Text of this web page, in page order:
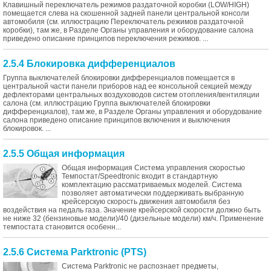
Клавишный переключатель режимов раздаточной коробки (LOW/HIGH)
помещается слева на скошенной задней панели центральной консоли
автомобиля (см. иллюстрацию Переключатель режимов раздаточной
коробки), там же, в Разделе Органы управления и оборудование салона
приведено описание принципов переключения режимов. ...
2.5.4 Блокировка дифференциалов
Группа выключателей блокировки дифференциалов помещается в
центральной части панели приборов над ее консольной секцией между
дефлекторами центральных воздуховодов систем отопления/вентиляции
салона (см. иллюстрацию Группа выключателей блокировки
дифференциалов), там же, в Разделе Органы управления и оборудование
салона приведено описание принципов включения и выключения
блокировок. ...
2.5.5 Общая информация
Общая информация Система управления скоростью
Темпостат/Speedtronic входит в стандартную
комплектацию рассматриваемых моделей. Система
позволяет автоматически поддерживать выбранную
крейсерскую скорость движения автомобиля без
воздействия на педаль газа. Значение крейсерской скорости должно быть
не ниже 32 (бензиновые модели)/40 (дизельные модели) км/ч. Применение
темпостата становится особенн...
2.5.6 Система Parktronic (PTS)
Система Parktronic не распознает предметы,